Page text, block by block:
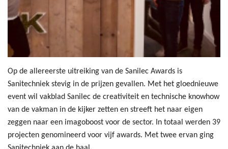
Op de allereerste uitreiking van de Sanilec Awards is
Sanitechniek stevig in de prijzen gevallen. Met het gloednieuwe
event wil vakblad Sanilec de creativiteit en technische knowhow
van de vakman in de kijker zetten en streeft het naar eigen
zeggen naar een imagoboost voor de sector. In totaal werden 39
projecten genomineerd voor vijf awards. Met twee ervan ging